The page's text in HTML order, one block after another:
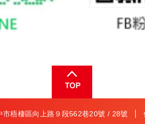
市梧棲區向上路９段562巷20號 / 28號